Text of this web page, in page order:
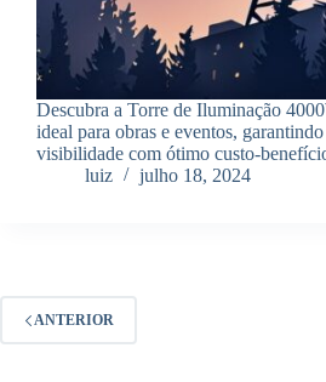
Descubra a Torre de Iluminação
ideal para obras e eventos,
visibilidade com ótimo custo-
luiz
julho 18, 2024
ANTERIOR